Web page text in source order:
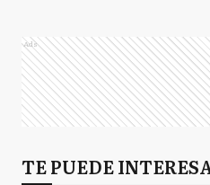
Ads
TE PUEDE